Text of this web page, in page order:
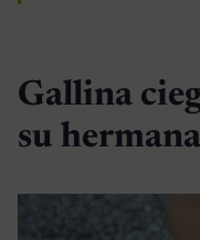
Gallina
su